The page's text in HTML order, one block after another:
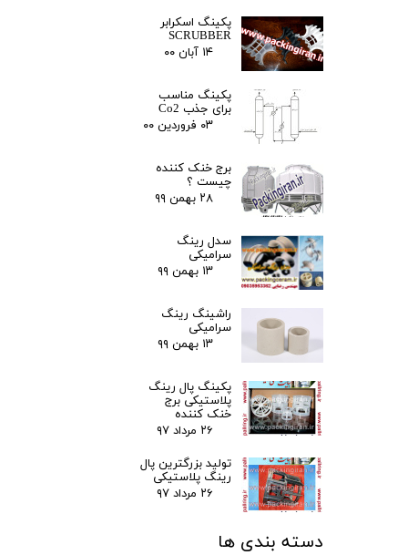
پکینگ اسکرابر
SCRUBBER
۱۴ آبان ۰۰
پکینگ مناسب
برای جذب Co2
۰۳ فروردین ۰۰
برج خنک کننده
چیست ؟
۲۸ بهمن ۹۹
سدل رینگ
سرامیکی
۱۳ بهمن ۹۹
راشینگ رینگ
سرامیکی
۱۳ بهمن ۹۹
پکینگ پال رینگ
پلاستیکی برج
خنک کننده
۲۶ مرداد ۹۷
تولید بزرگترین پال
رینگ پلاستیکی
۲۶ مرداد ۹۷
دسته بندی ها